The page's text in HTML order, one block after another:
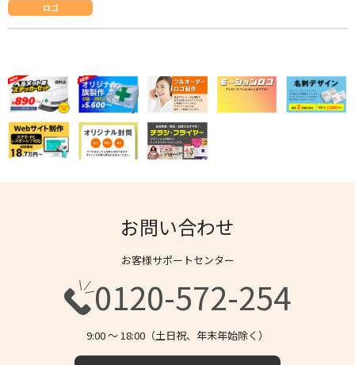
ロゴ
お問い合わせ
お客様サポートセンター
0120-572-254
9:00 〜 18:00（土日祝、年末年始除く）